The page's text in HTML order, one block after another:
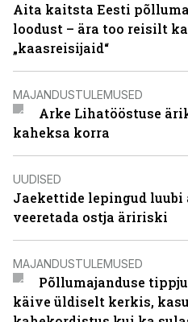
Aita kaitsta Eesti
loodust – ära too reisilt
„kaasreisijaid“
MAJANDUSTULEMUSED
Arke Lihatööstuse
kaheksa korra
UUDISED
Jaekettide lepingud
veeretada ostja äririski
MAJANDUSTULEMUSED
Põllumajanduse
käive üldiselt kerkis,